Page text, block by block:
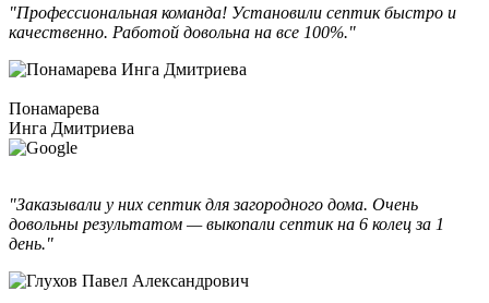
"Профессиональная команда! Установили септик быстро и
качественно. Работой довольна на все 100%."
Понамарева
Инга Дмитриева
"Заказывали у них септик для загородного дома. Очень
довольны результатом — выкопали септик на 6 колец за 1
день."